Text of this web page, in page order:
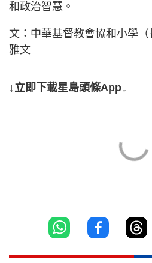
和政治智慧。
文：中華基督教會協和小學
雅文
↓立即下載星島頭條App↓